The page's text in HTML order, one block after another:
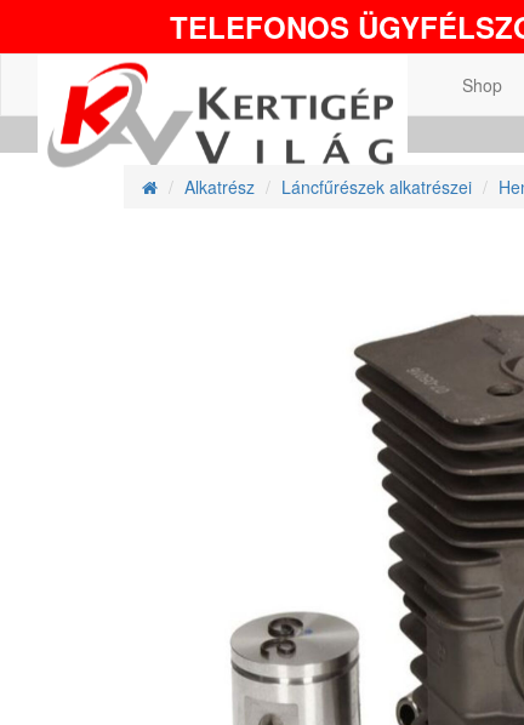
TELEFONOS
Shop
Alkatrész Láncfűrészek alkatrészei